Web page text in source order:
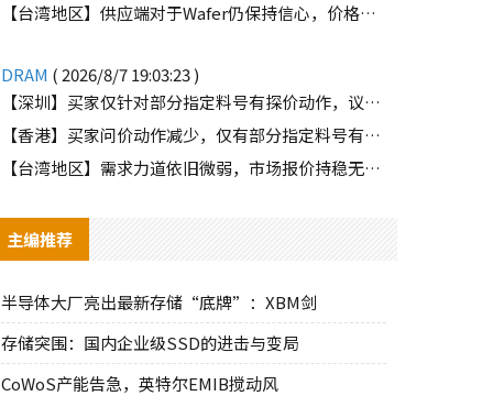
【台湾地区】供应端对于Wafer仍保持信心，价格微幅上扬且惜售态度不变
DRAM ( 2026/8/7 19:03:23 )
【深圳】买家仅针对部分指定料号有探价动作，议价动作有所减少
【香港】买家问价动作减少，仅有部分指定料号有零星询单动作
【台湾地区】需求力道依旧微弱，市场报价持稳无明显波动
主编推荐
半导体大厂亮出最新存储“底牌”：XBM剑
存储突围：国内企业级SSD的进击与变局
CoWoS产能告急，英特尔EMIB搅动风